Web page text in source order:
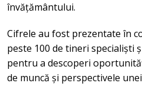
învățământului.
Cifrele au fost prezentate în
peste 100 de tineri specialiști
pentru a descoperi
de muncă și perspectivele